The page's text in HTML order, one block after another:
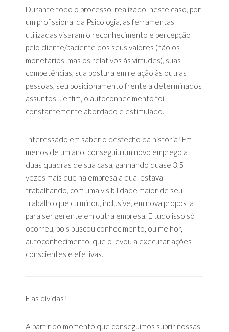
Durante todo o processo, realizado, neste caso, por
um profissional da Psicologia, as ferramentas
utilizadas visaram o reconhecimento e percepção
pelo cliente/paciente dos seus valores (não os
monetários, mas os relativos às virtudes), suas
competências, sua postura em relação às outras
pessoas, seu posicionamento frente a determinados
assuntos… enfim, o autoconhecimento foi
constantemente abordado e estimulado.
Interessado em saber o desfecho da história? Em
menos de um ano, conseguiu um novo emprego a
duas quadras de sua casa, ganhando quase 3,5
vezes mais que na empresa a qual estava
trabalhando, com uma visibilidade maior de seu
trabalho que culminou, inclusive, em nova proposta
para ser gerente em outra empresa. E tudo isso só
ocorreu, pois buscou conhecimento, ou melhor,
autoconhecimento, que o levou a executar ações
conscientes e efetivas.
E as dívidas?
A partir do momento que conseguimos suprir nossas